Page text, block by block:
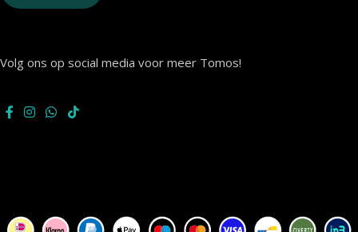
Volg ons op social media voor meer Tomos!